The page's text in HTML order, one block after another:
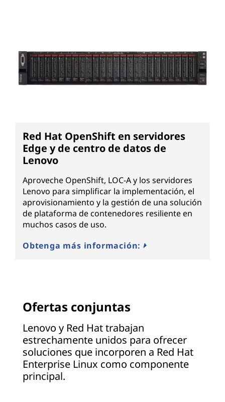
Red Hat OpenShift en servidores
Edge y de centro de datos de
Lenovo
Aproveche OpenShift, LOC-A y los servidores
Lenovo para simplificar la implementación, el
aprovisionamiento y la gestión de una solución
de plataforma de contenedores resiliente en
muchos casos de uso.
Obtenga más información:
Ofertas conjuntas
Lenovo y Red Hat trabajan
estrechamente unidos para ofrecer
soluciones que incorporen a Red Hat
Enterprise Linux como componente
principal.